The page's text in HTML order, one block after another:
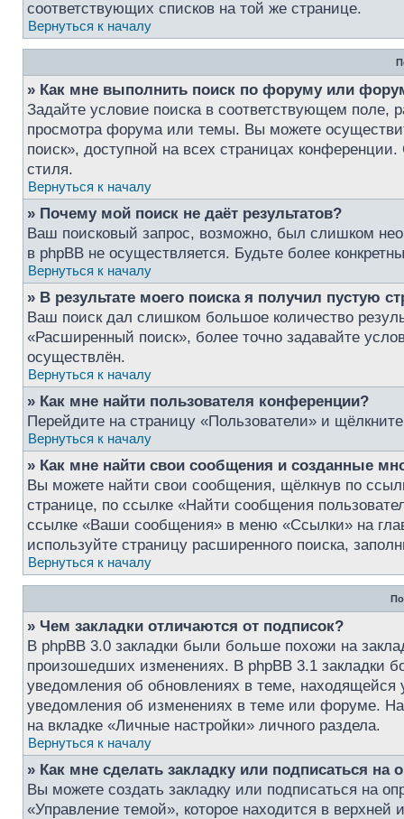
соответствующих списков на той же странице.
Вернуться к началу
» Как мне выполнить поиск по форуму или
Задайте условие поиска в соответствующем поле,
просмотра форума или темы. Вы можете
поиск», доступной на всех страницах
стиля.
Вернуться к началу
» Почему мой поиск не даёт результатов?
Ваш поисковый запрос, возможно, был слишком
в phpBB не осуществляется. Будьте более
Вернуться к началу
» В результате моего поиска я получил пустую
Ваш поиск дал слишком большое количество
«Расширенный поиск», более точно задавайте
осуществлён.
Вернуться к началу
» Как мне найти пользователя конференции?
Перейдите на страницу «Пользователи» и
Вернуться к началу
» Как мне найти свои сообщения и созданные
Вы можете найти свои сообщения, щёлкнув по
странице, по ссылке «Найти сообщения
ссылке «Ваши сообщения» в меню «Ссылки» на
используйте страницу расширенного поиска,
Вернуться к началу
» Чем закладки отличаются от подписок?
В phpBB 3.0 закладки были больше похожи на
произошедших изменениях. В phpBB 3.1 закладки
уведомления об обновлениях в теме, находящейся
уведомления об изменениях в теме или форуме.
на вкладке «Личные настройки» личного раздела.
Вернуться к началу
» Как мне сделать закладку или подписаться на
Вы можете создать закладку или подписаться на
«Управление темой», которое находится в